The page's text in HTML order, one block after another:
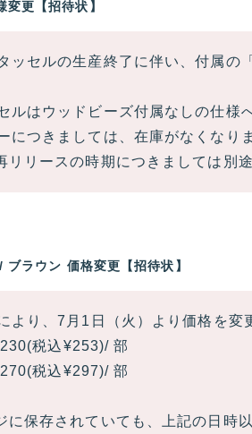
更【招待状】
ッセルの生産終了に伴い、付属の
ルはウッドビーズ付属なしの仕
につきましては、在庫がなくなり
リリースの時期につきましては別
ラウン 価格変更【招待状】
より、7月1日（火）より価格を変
(税込¥253)/ 部
(税込¥297)/ 部
保存されていても、上記の日時